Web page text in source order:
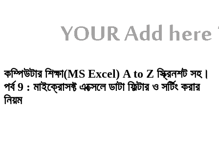
কম্পিউটার শিক্ষা(MS Excel) A to Z স্ক্রিনশট সহ।
পর্ব 9 : মাইক্রোসফ্ট এক্সেলে ডাটা ফিল্টার ও সর্টিং করার
নিয়ম